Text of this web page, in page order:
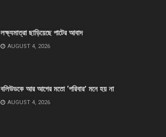
লক্ষ্যমাত্রা ছাড়িয়েছে পাটের আবাদ
AUGUST 4, 2026
বলিউডকে আর আগের মতো ‘পরিবার’ মনে হয় না
AUGUST 4, 2026